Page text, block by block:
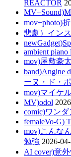
REACTOR
mov+photo)
悲劇）イン
ambient
mov)屋敷豪
band)Angine
ーヌ・ド・
mov)マイケ
MV)odol
comic)ワンダ
femaleVo-G)
mov)こんな
勉強 2026-
AI cover)意外